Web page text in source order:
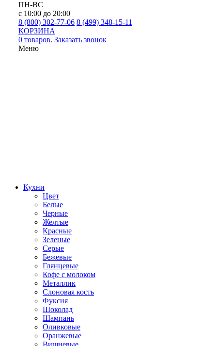
ПН-ВС
с 10:00 до 20:00
8 (800) 302-77-06 8 (499) 348-15-11
КОРЗИНА
0 товаров. Заказать звонок
Меню
Кухни
Цвет
Белые
Черные
Желтые
Красные
Зеленые
Серые
Бежевые
Глянцевые
Кофе с молоком
Металлик
Слоновая кость
Фуксия
Шоколад
Шампань
Оливковые
Оранжевые
Вишневые